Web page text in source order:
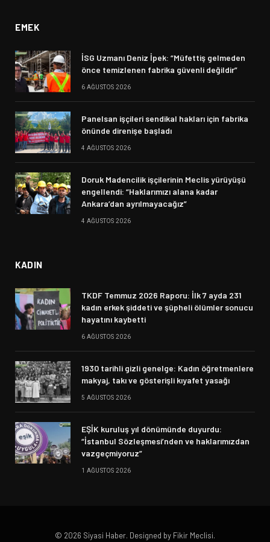
EMEK
İSG Uzmanı Deniz İpek: “Müfettiş gelmeden
önce temizlenen fabrika güvenli değildir”
6 AĞUSTOS 2026
Panelsan işçileri sendikal hakları için fabrika
önünde direnişe başladı
4 AĞUSTOS 2026
Doruk Madencilik işçilerinin Meclis yürüyüşü
engellendi: “Haklarımızı alana kadar
Ankara’dan ayrılmayacağız”
4 AĞUSTOS 2026
KADIN
TKDF Temmuz 2026 Raporu: İlk 7 ayda 231
kadın erkek şiddeti ve şüpheli ölümler sonucu
hayatını kaybetti
6 AĞUSTOS 2026
1930 tarihli gizli genelge: Kadın öğretmenlere
makyaj, takı ve gösterişli kıyafet yasağı
5 AĞUSTOS 2026
EŞİK kuruluş yıl dönümünde duyurdu:
“İstanbul Sözleşmesi’nden ve haklarımızdan
vazgeçmiyoruz”
1 AĞUSTOS 2026
© 2026 Siyasi Haber. Designed by Fikir Meclisi.